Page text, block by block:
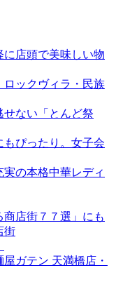
店頭で美味しい物
ロックヴィラ・民族
ない「とんど祭
ぴったり。女子会
の本格中華レディ
店街７７選」にも
街
ガテン 天満橋店・